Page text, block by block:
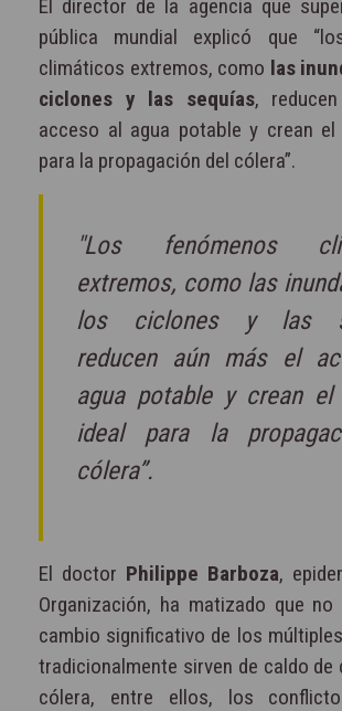
El director de la agencia que
pública mundial explicó que
climáticos extremos, como las
ciclones y las sequías,
acceso al agua potable y crean el
para la propagación del cólera”.
"Los fenómenos
extremos, como las
los ciclones y las
reducen aún más el
agua potable y crean el
ideal para la
cólera”.
El doctor Philippe Barboza,
Organización, ha matizado que
cambio significativo de los
tradicionalmente sirven de caldo de
cólera, entre ellos, los